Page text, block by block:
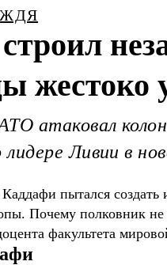
жестоко
атаковал
лидере Ливии в
пытался создать
Почему полковник не
факультета